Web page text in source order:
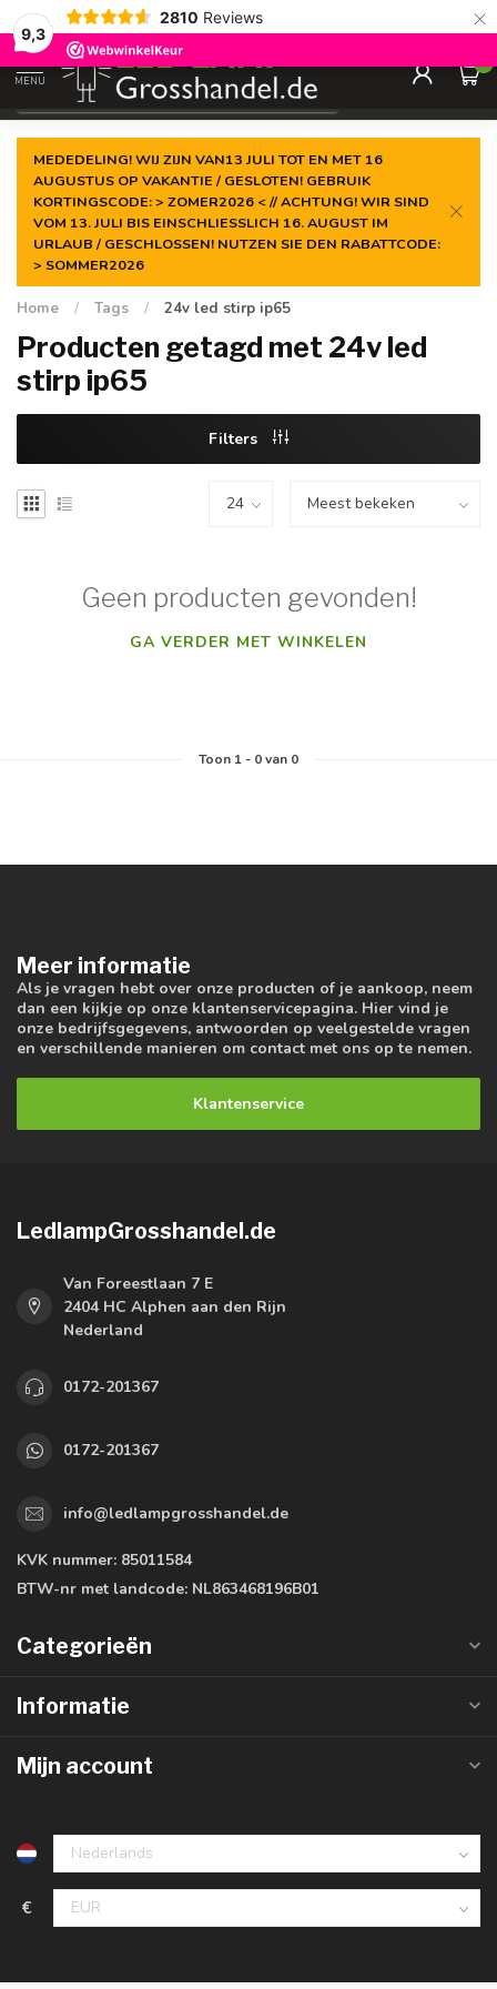
9,3
2810 Reviews ×
Gegarandeerde delaagste prijs
MENU
0
MEDEDELING! WIJ ZIJN VAN13 JULI TOT EN MET 16
AUGUSTUS OP VAKANTIE / GESLOTEN! GEBRUIK
KORTINGSCODE: > ZOMER2026 < // ACHTUNG! WIR SIND
VOM 13. JULI BIS EINSCHLIESSLICH 16. AUGUST IM
URLAUB / GESCHLOSSEN! NUTZEN SIE DEN RABATTCODE:
> SOMMER2026
Home / Tags / 24v led stirp ip65
Producten getagd met 24v led
stirp ip65
Filters
Geen producten gevonden!
GA VERDER MET WINKELEN
Toon 1- 0van 0
Meer informatie
Als je vragen hebt over onze producten of je aankoop, neem
dan een kijkje op onze klantenservicepagina. Hier vind je
onze bedrijfsgegevens, antwoorden op veelgestelde vragen
en verschillende manieren om contact met ons op te nemen.
Klantenservice
LedlampGrosshandel.de
Van Foreestlaan 7 E
2404 HC Alphen aan den Rijn
Nederland
0172-201367
0172-201367
info@ledlampgrosshandel.de
KVK nummer: 85011584
BTW-nr met landcode: NL863468196B01
Categorieën
Informatie
Mijn account
€